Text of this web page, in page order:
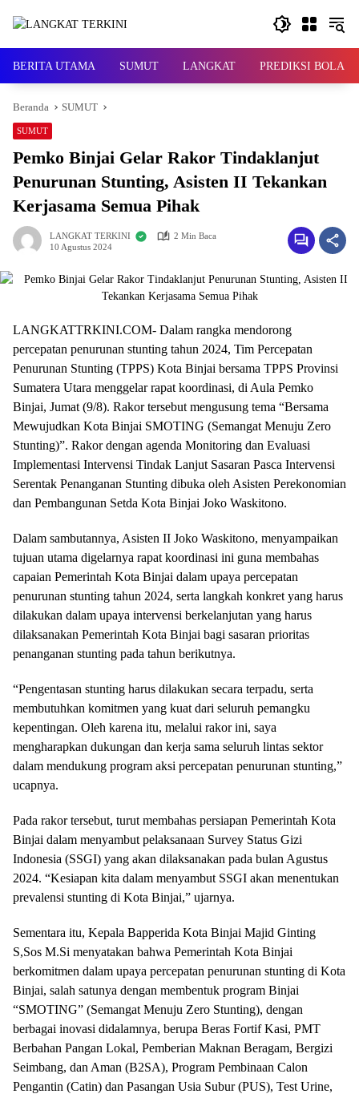
BERITA UTAMA SUMUT LANGKAT PREDIKSI BOLA
Beranda SUMUT
SUMUT
Pemko Binjai Gelar Rakor Tindaklanjut
Penurunan Stunting, Asisten II Tekankan
Kerjasama Semua Pihak
LANGKAT TERKINI
2 Min Baca
10 Agustus 2024
LANGKATTRKINI.COM- Dalam rangka mendorong
percepatan penurunan stunting tahun 2024, Tim Percepatan
Penurunan Stunting (TPPS) Kota Binjai bersama TPPS Provinsi
Sumatera Utara menggelar rapat koordinasi, di Aula Pemko
Binjai, Jumat (9/8). Rakor tersebut mengusung tema “Bersama
Mewujudkan Kota Binjai SMOTING (Semangat Menuju Zero
Stunting)”. Rakor dengan agenda Monitoring dan Evaluasi
Implementasi Intervensi Tindak Lanjut Sasaran Pasca Intervensi
Serentak Penanganan Stunting dibuka oleh Asisten Perekonomian
dan Pembangunan Setda Kota Binjai Joko Waskitono.
Dalam sambutannya, Asisten II Joko Waskitono, menyampaikan
tujuan utama digelarnya rapat koordinasi ini guna membahas
capaian Pemerintah Kota Binjai dalam upaya percepatan
penurunan stunting tahun 2024, serta langkah konkret yang harus
dilakukan dalam upaya intervensi berkelanjutan yang harus
dilaksanakan Pemerintah Kota Binjai bagi sasaran prioritas
penanganan stunting pada tahun berikutnya.
“Pengentasan stunting harus dilakukan secara terpadu, serta
membutuhkan komitmen yang kuat dari seluruh pemangku
kepentingan. Oleh karena itu, melalui rakor ini, saya
mengharapkan dukungan dan kerja sama seluruh lintas sektor
dalam mendukung program aksi percepatan penurunan stunting,”
ucapnya.
Pada rakor tersebut, turut membahas persiapan Pemerintah Kota
Binjai dalam menyambut pelaksanaan Survey Status Gizi
Indonesia (SSGI) yang akan dilaksanakan pada bulan Agustus
2024. “Kesiapan kita dalam menyambut SSGI akan menentukan
prevalensi stunting di Kota Binjai,” ujarnya.
Sementara itu, Kepala Bapperida Kota Binjai Majid Ginting
S,Sos M.Si menyatakan bahwa Pemerintah Kota Binjai
berkomitmen dalam upaya percepatan penurunan stunting di Kota
Binjai, salah satunya dengan membentuk program Binjai
“SMOTING” (Semangat Menuju Zero Stunting), dengan
berbagai inovasi didalamnya, berupa Beras Fortif Kasi, PMT
Berbahan Pangan Lokal, Pemberian Maknan Beragam, Bergizi
Seimbang, dan Aman (B2SA), Program Pembinaan Calon
Pengantin (Catin) dan Pasangan Usia Subur (PUS), Test Urine,